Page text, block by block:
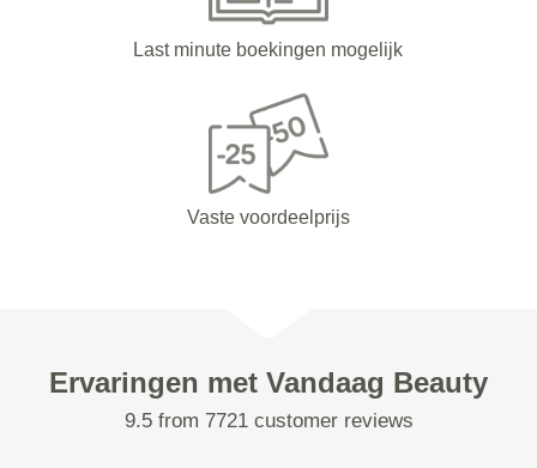
Last minute boekingen mogelijk
Vaste voordeelprijs
Ervaringen met Vandaag Beauty
9.5 from 7721 customer reviews